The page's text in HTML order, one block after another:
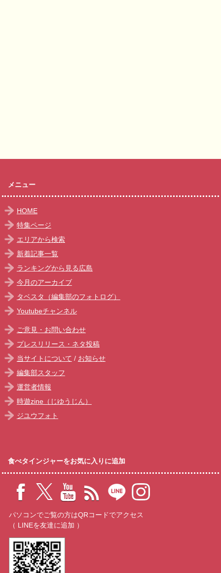
メニュー
HOME
特集ページ
エリアから検索
新着記事一覧
ランキングから見る広島
今月のアーカイブ
タベスタ（編集部のフォトログ）
Youtubeチャンネル
ご意見・お問い合わせ
プレスリリース・ネタ投稿
当サイトについて / お知らせ
編集部スタッフ
運営者情報
時遊zine（じゆうじん）
ジユウフォト
食べタインジャーをお気に入りに追加
パソコンでご覧の方はQRコードでアクセス
（ LINEを友達に追加 ）